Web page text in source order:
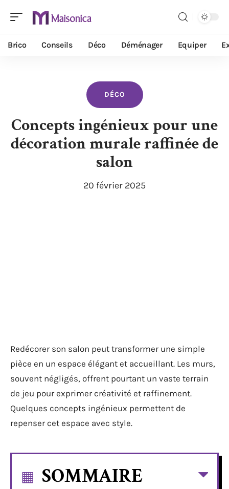
Brico Conseils Déco Déménager Equiper
DÉCO
Concepts ingénieux pour une
décoration murale raffinée de
salon
20 février 2025
Redécorer son salon peut transformer une simple
pièce en un espace élégant et accueillant. Les murs,
souvent négligés, offrent pourtant un vaste terrain
de jeu pour exprimer créativité et raffinement.
Quelques concepts ingénieux permettent de
repenser cet espace avec style.
SOMMAIRE